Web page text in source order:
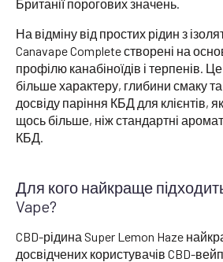
Британії порогових значень.
На відміну від простих рідин з
Canavape Complete створені на
профілю канабіноїдів і терпенів.
більше характеру, глибини смаку
досвіду паріння КБД для клієнтів,
щось більше, ніж стандартні
КБД.
Для кого найкраще
Vape?
CBD-рідина Super Lemon Haze
досвідчених користувачів CBD-